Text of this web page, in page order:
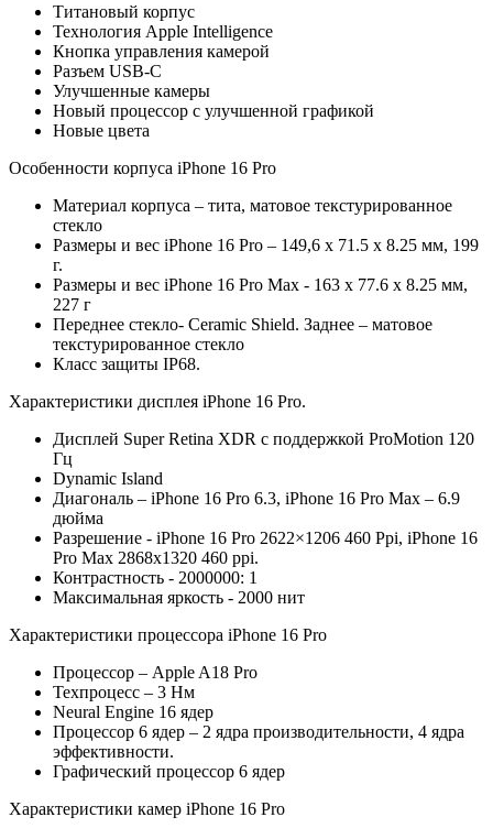
Титановый корпус
Технология Apple Intelligence
Кнопка управления камерой
Разъем USB-C
Улучшенные камеры
Новый процессор с улучшенной графикой
Новые цвета
Особенности корпуса iPhone 16 Pro
Материал корпуса – тита, матовое текстурированное
стекло
Размеры и вес iPhone 16 Pro – 149,6 х 71.5 х 8.25 мм, 199
г.
Размеры и вес iPhone 16 Pro Max - 163 х 77.6 х 8.25 мм,
227 г
Переднее стекло- Ceramic Shield. Заднее – матовое
текстурированное стекло
Класс защиты IP68.
Характеристики дисплея iPhone 16 Pro.
Дисплей Super Retina XDR с поддержкой ProMotion 120
Гц
Dynamic Island
Диагональ – iPhone 16 Pro 6.3, iPhone 16 Pro Max – 6.9
дюйма
Разрешение - iPhone 16 Pro 2622×1206 460 Ppi, iPhone 16
Pro Max 2868х1320 460 ppi.
Контрастность - 2000000: 1
Максимальная яркость - 2000 нит
Характеристики процессора iPhone 16 Pro
Процессор – Apple A18 Pro
Техпроцесс – 3 Нм
Neural Engine 16 ядер
Процессор 6 ядер – 2 ядра производительности, 4 ядра
эффективности.
Графический процессор 6 ядер
Характеристики камер iPhone 16 Pro